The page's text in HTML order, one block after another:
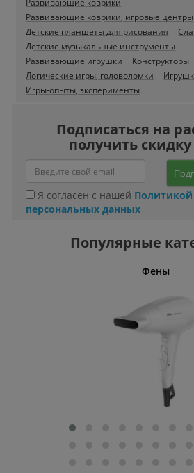
Развивающие коврики
Развивающие коврики, игровые центры
Детские планшеты для рисования
Детские музыкальные инструменты
Развивающие игрушки
Конструкторы
Логические игры, головоломки
Игры-опыты, эксперименты
Подписаться на
получить скидку
Я согласен с нашей
персональных данных
Популярные
Фены